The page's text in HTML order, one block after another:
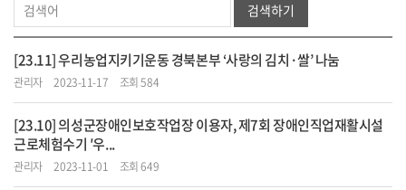
검색하기
[23.11] 우리농업지키기운동 경북본부 ‘사랑의 김치·쌀’ 나눔
관리자 2023-11-17 조회 584
[23.10] 의성군장애인보호작업장 이용자, 제7회 장애인직업재활시설
근로체험수기 ′우...
관리자 2023-11-01 조회 649